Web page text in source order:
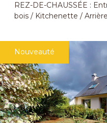
REZ-DE-CHAUSSÉE :
bois / Kitchenette /
Nouveauté